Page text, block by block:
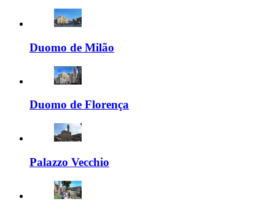
Duomo de Milão
Duomo de Florença
Palazzo Vecchio